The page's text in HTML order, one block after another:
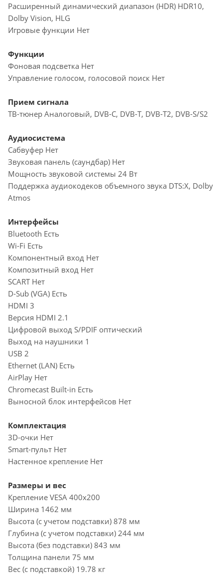
Расширенный динамический диапазон (HDR) HDR10,
Dolby Vision, HLG
Игровые функции Нет
Функции
Фоновая подсветка Нет
Управление голосом, голосовой поиск Нет
Прием сигнала
ТВ-тюнер Аналоговый, DVB-C, DVB-T, DVB-T2, DVB-S/S2
Аудиосистема
Сабвуфер Нет
Звуковая панель (саундбар) Нет
Мощность звуковой системы 24 Вт
Поддержка аудиокодеков объемного звука DTS:X, Dolby
Atmos
Интерфейсы
Bluetooth Есть
Wi-Fi Есть
Компонентный вход Нет
Композитный вход Нет
SCART Нет
D-Sub (VGA) Есть
HDMI 3
Версия HDMI 2.1
Цифровой выход S/PDIF оптический
Выход на наушники 1
USB 2
Ethernet (LAN) Есть
AirPlay Нет
Chromecast Built-in Есть
Выносной блок интерфейсов Нет
Комплектация
3D-очки Нет
Smart-пульт Нет
Настенное крепление Нет
Размеры и вес
Крепление VESA 400x200
Ширина 1462 мм
Высота (с учетом подставки) 878 мм
Глубина (с учетом подставки) 244 мм
Высота (без подставки) 843 мм
Толщина панели 75 мм
Вес (с подставкой) 19.78 кг